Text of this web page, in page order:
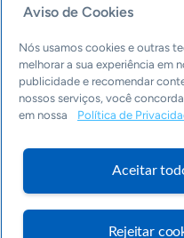
Economia & Política
Inovação &
Cultura
Dados
Arquivo
Aviso de Cookies
Nós usamos cookies e outras
melhorar a sua experiência em
publicidade e recomendar
nossos serviços, você
em nossa
Política de
Aceitar
Rejeitar